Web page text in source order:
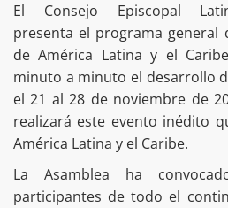
El Consejo Episcopal
presenta el programa general
de América Latina y el
minuto a minuto el desarrollo
el 21 al 28 de noviembre de
realizará este evento inédito
América Latina y el Caribe.
La Asamblea ha
participantes de todo el